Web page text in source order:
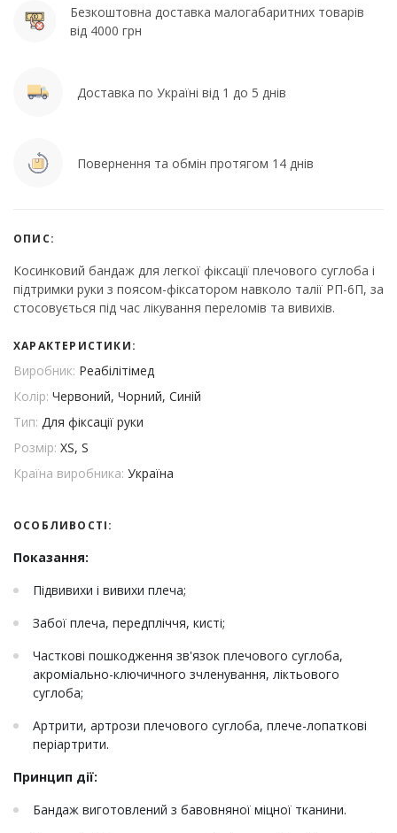
Безкоштовна доставка малогабаритних товарів
від 4000 грн
Доставка по Україні від 1 до 5 днів
Повернення та обмін протягом 14 днів
ОПИС:
Косинковий бандаж для легкої фіксації плечового суглоба і
підтримки руки з поясом-фіксатором навколо талії РП-6П, за
стосовується під час лікування переломів та вивихів.
ХАРАКТЕРИСТИКИ:
Виробник: Реабілітімед
Колір: Червоний, Чорний, Синій
Тип: Для фіксації руки
Розмір: XS, S
Країна виробника: Україна
ОСОБЛИВОСТІ:
Показання:
Підвивихи і вивихи плеча;
Забої плеча, передпліччя, кисті;
Часткові пошкодження зв'язок плечового суглоба,
акроміально-ключичного зчленування, ліктьового
суглоба;
Артрити, артрози плечового суглоба, плече-лопаткові
періартрити.
Принцип дії:
Бандаж виготовлений з бавовняної міцної тканини.